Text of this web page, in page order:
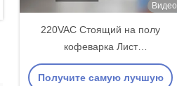
Видео
220VAC Стоящий на полу
кофеварка Лист
металлический
самообслуживающий
Получите самую лучшую